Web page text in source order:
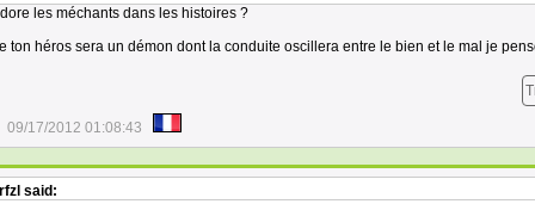
les méchants dans les histoires ?
ton héros sera un démon dont la conduite oscillera entre le bien et le mal je
09/17/2012 01:08:43
said: